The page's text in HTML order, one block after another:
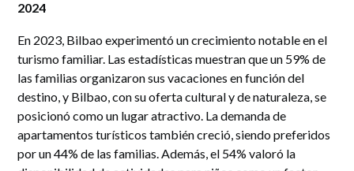
2024
En 2023, Bilbao experimentó un crecimiento notable en el
turismo familiar. Las estadísticas muestran que un 59% de
las familias organizaron sus vacaciones en función del
destino, y Bilbao, con su oferta cultural y de naturaleza, se
posicionó como un lugar atractivo. La demanda de
apartamentos turísticos también creció, siendo preferidos
por un 44% de las familias. Además, el 54% valoró la